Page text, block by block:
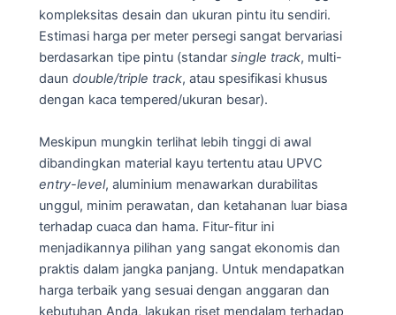
kompleksitas desain dan ukuran pintu itu sendiri.
Estimasi harga per meter persegi sangat bervariasi
berdasarkan tipe pintu (standar single track, multi-
daun double/triple track, atau spesifikasi khusus
dengan kaca tempered/ukuran besar).
Meskipun mungkin terlihat lebih tinggi di awal
dibandingkan material kayu tertentu atau UPVC
entry-level, aluminium menawarkan durabilitas
unggul, minim perawatan, dan ketahanan luar biasa
terhadap cuaca dan hama. Fitur-fitur ini
menjadikannya pilihan yang sangat ekonomis dan
praktis dalam jangka panjang. Untuk mendapatkan
harga terbaik yang sesuai dengan anggaran dan
kebutuhan Anda, lakukan riset mendalam terhadap